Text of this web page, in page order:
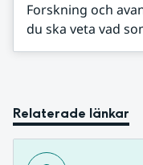
Forskning och
du ska veta vad
Relaterade länkar